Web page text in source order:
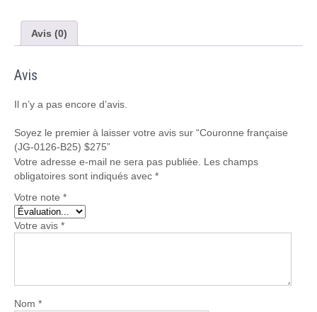
B25)
$275
Avis (0)
Avis
Il n’y a pas encore d’avis.
Soyez le premier à laisser votre avis sur “Couronne française
(JG-0126-B25) $275”
Votre adresse e-mail ne sera pas publiée.
Les champs
obligatoires sont indiqués avec *
Votre note *
Votre avis *
Nom *